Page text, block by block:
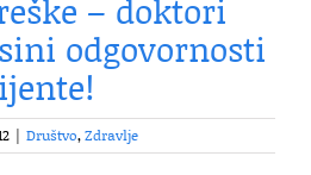
– doktori
odgovornosti
Društvo,Zdravlje